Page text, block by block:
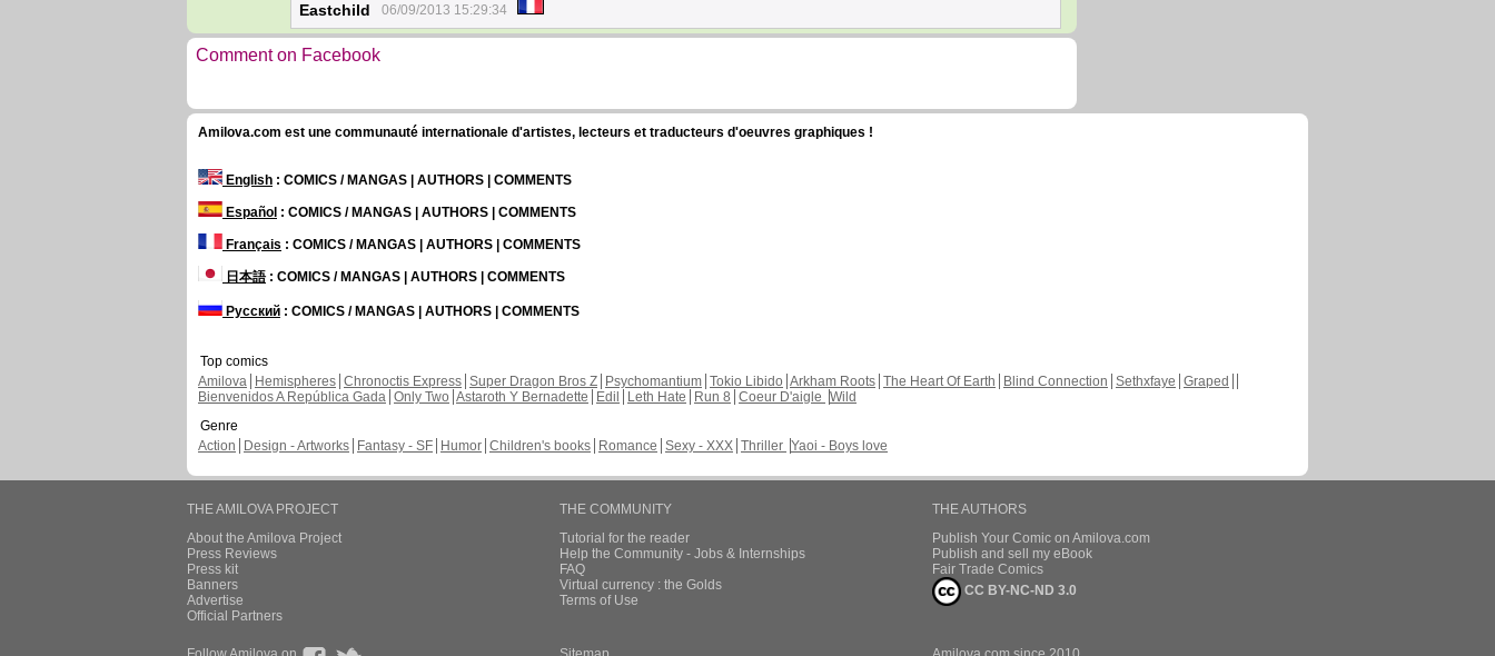
Eastchild 06/09/2013 15:29:34
Comment on Facebook
Amilova.com est une communauté internationale d'artistes, lecteurs et traducteurs d'oeuvres graphiques !
English : COMICS / MANGAS | AUTHORS | COMMENTS
Español : COMICS / MANGAS | AUTHORS | COMMENTS
Français : COMICS / MANGAS | AUTHORS | COMMENTS
日本語: COMICS / MANGAS | AUTHORS | COMMENTS
Русский : COMICS / MANGAS | AUTHORS | COMMENTS
Top comics
Amilova
Hemispheres Chronoctis Express Super Dragon Bros Z Psychomantium Tokio Libido Arkham Roots The Heart Of Earth Blind Connection Sethxfaye Graped
Bienvenidos A República Gada Only Two Astaroth Y Bernadette Edil Leth Hate Run 8 Coeur D'aigle Wild
Genre
Action
Design - Artworks Fantasy - SF Humor Children's books Romance Sexy - XXX Thriller Yaoi - Boys love
THE AMILOVA PROJECT
About the Amilova Project
Press Reviews
Press kit
Banners
Advertise
Official Partners
THE COMMUNITY
Tutorial for the reader
Help the Community - Jobs & Internships
FAQ
Virtual currency : the Golds
Terms of Use
THE AUTHORS
Publish Your Comic on Amilova.com
Publish and sell my eBook
Fair Trade Comics
CC BY-NC-ND 3.0